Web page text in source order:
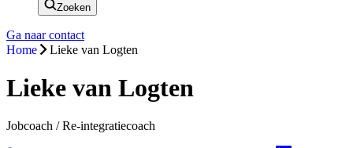
Zoeken
Ga naar contact
Home
Lieke van Logten
Lieke van Logten
Jobcoach / Re-integratiecoach